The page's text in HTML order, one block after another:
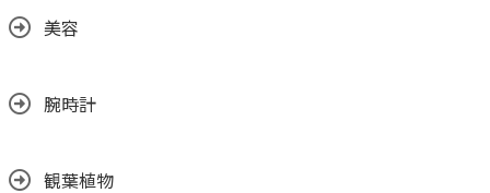
美容
腕時計
観葉植物